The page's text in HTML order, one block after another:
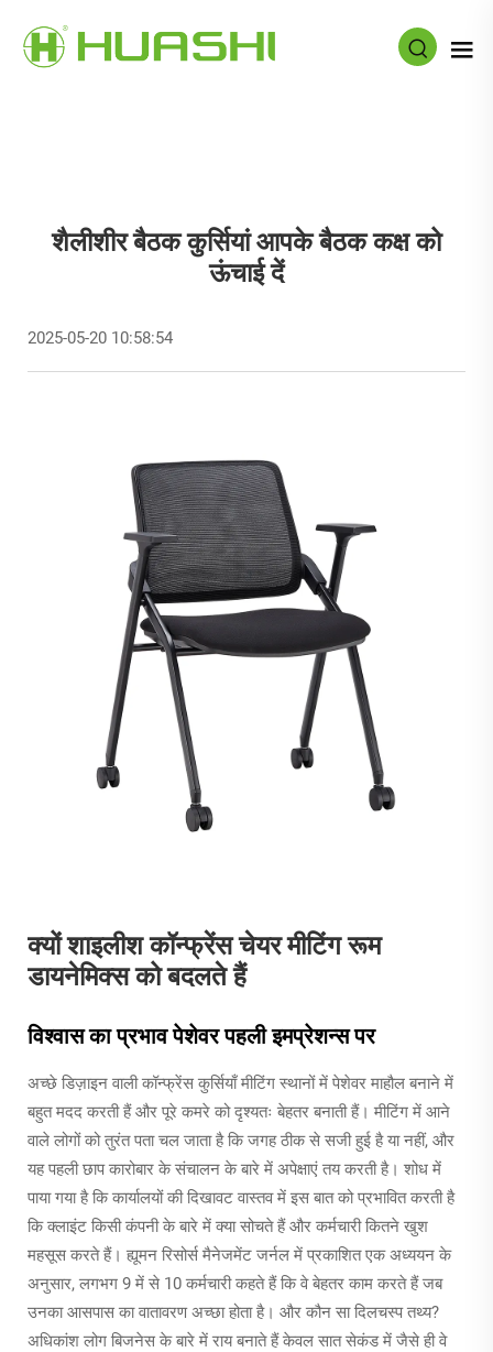
शैलीशीर बैठक कुर्सियां आपके बैठक कक्ष को
ऊंचाई दें
2025-05-20 10:58:54
क्यों शाइलीश कॉन्फ्रेंस चेयर मीटिंग रूम
डायनेमिक्स को बदलते हैं
विश्वास का प्रभाव पेशेवर पहली इमप्रेशन्स पर
अच्छे डिज़ाइन वाली कॉन्फ्रेंस कुर्सियाँ मीटिंग स्थानों में पेशेवर माहौल बनाने में
बहुत मदद करती हैं और पूरे कमरे को दृश्यतः बेहतर बनाती हैं। मीटिंग में आने
वाले लोगों को तुरंत पता चल जाता है कि जगह ठीक से सजी हुई है या नहीं, और
यह पहली छाप कारोबार के संचालन के बारे में अपेक्षाएं तय करती है। शोध में
पाया गया है कि कार्यालयों की दिखावट वास्तव में इस बात को प्रभावित करती है
कि क्लाइंट किसी कंपनी के बारे में क्या सोचते हैं और कर्मचारी कितने खुश
महसूस करते हैं। ह्यूमन रिसोर्स मैनेजमेंट जर्नल में प्रकाशित एक अध्ययन के
अनुसार, लगभग 9 में से 10 कर्मचारी कहते हैं कि वे बेहतर काम करते हैं जब
उनका आसपास का वातावरण अच्छा होता है। और कौन सा दिलचस्प तथ्य?
अधिकांश लोग बिजनेस के बारे में राय बनाते हैं केवल सात सेकंड में जैसे ही वे